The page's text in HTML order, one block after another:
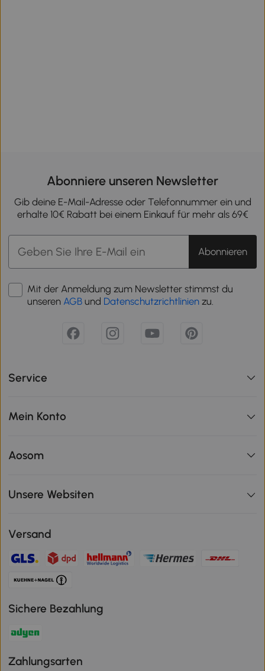
Abonniere unseren Newsletter
Gib deine E-Mail-Adresse oder Telefonnummer ein und
erhalte 10€ Rabatt bei einem Einkauf für mehr als 69€
Abonnieren
Mit der Anmeldung zum Newsletter stimmst du
unseren AGB und Datenschutzrichtlinien zu.
Service
Mein Konto
Aosom
Unsere Websiten
Versand
Sichere Bezahlung
Zahlungsarten